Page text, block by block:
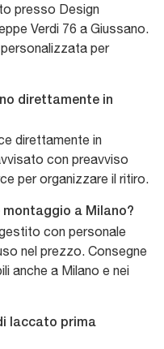
presso Design
Verdi 76 a Giussano.
per
direttamente in
direttamente in
con preavviso
per organizzare il ritiro.
a Milano?
con personale
nel prezzo. Consegne
anche a Milano e nei
laccato prima